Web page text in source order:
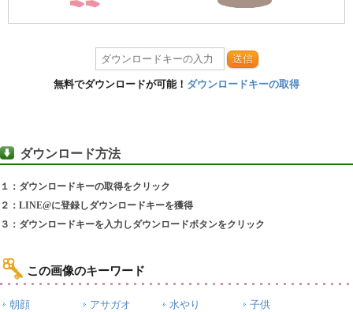
送信
無料でダウンロードが可能！ ダウンロードキーの取得
ダウンロード方法
１：ダウンロードキーの取得をクリック
２：LINE@に登録しダウンロードキーを獲得
３：ダウンロードキーを入力しダウンロードボタンをクリック
この画像のキーワード
朝顔 アサガオ 水やり
子供